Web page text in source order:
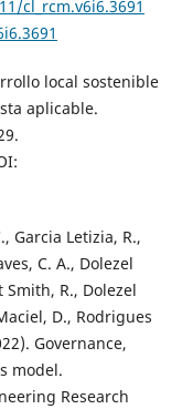
cl_rcm.v6i6.3691
local sostenible
aplicable.
Garcia Letizia, R.,
C. A., Dolezel
R., Dolezel
D., Rodrigues
Governance,
model.
Research